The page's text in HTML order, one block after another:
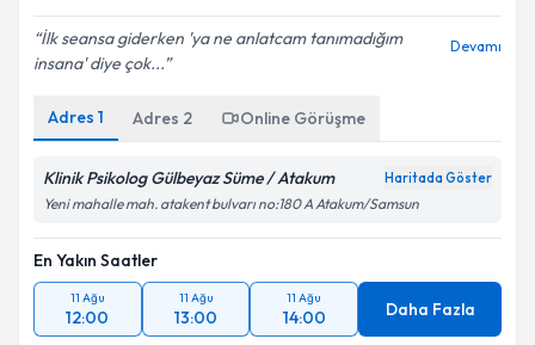
İlk seansa giderken 'ya ne anlatcam tanımadığım
insana' diye çok...
Devamı
Adres 1 Adres 2 Online Görüşme
Klinik Psikolog Gülbeyaz Süme / Atakum Haritada Göster
Yeni mahalle mah. atakent bulvarı no:180 A Atakum/Samsun
En Yakın Saatler
11 Ağu
12:00
11 Ağu
13:00
11 Ağu
14:00 Daha Fazla